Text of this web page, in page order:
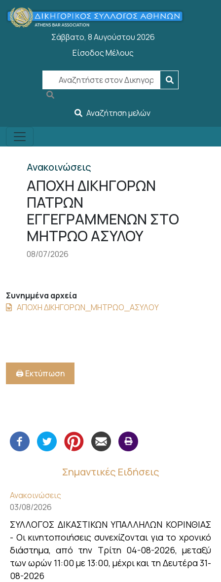
Παράκαμψη προς το κυρίως περιεχόμενο
Σάββατο, 8 Αυγούστου 2026
User account menu
Είσοδος Μέλους
Αναζήτηση μελών
Ανακοινώσεις
ΑΠΟΧΗ ΔΙΚΗΓΟΡΩΝ
ΠΑΤΡΩΝ
ΕΓΓΕΓΡΑΜΜΕΝΩΝ ΣΤΟ
ΜΗΤΡΩΟ ΑΣΥΛΟΥ
08/07/2026
Σημαντικές Ειδήσεις
Ανακοινώσεις
03/08/2026
ΣΥΛΛΟΓΟΣ ΔΙΚΑΣΤΙΚΩΝ ΥΠΑΛΛΗΛΩΝ ΚΟΡΙΝΘΙΑΣ
- Οι κινητοποιήσεις συνεχίζονται για το χρονικό
διάστημα, από την Τρίτη 04-08-2026, μεταξύ
των ωρών 11:00 με 13:00, μέχρι και τη Δευτέρα 31-
08-2026
Συνημμένα αρχεία
ΑΠΟΧΗ ΔΙΚΗΓΟΡΩΝ_ΜΗΤΡΩΟ_ΑΣΥΛΟΥ
🖨️ Εκτύπωση